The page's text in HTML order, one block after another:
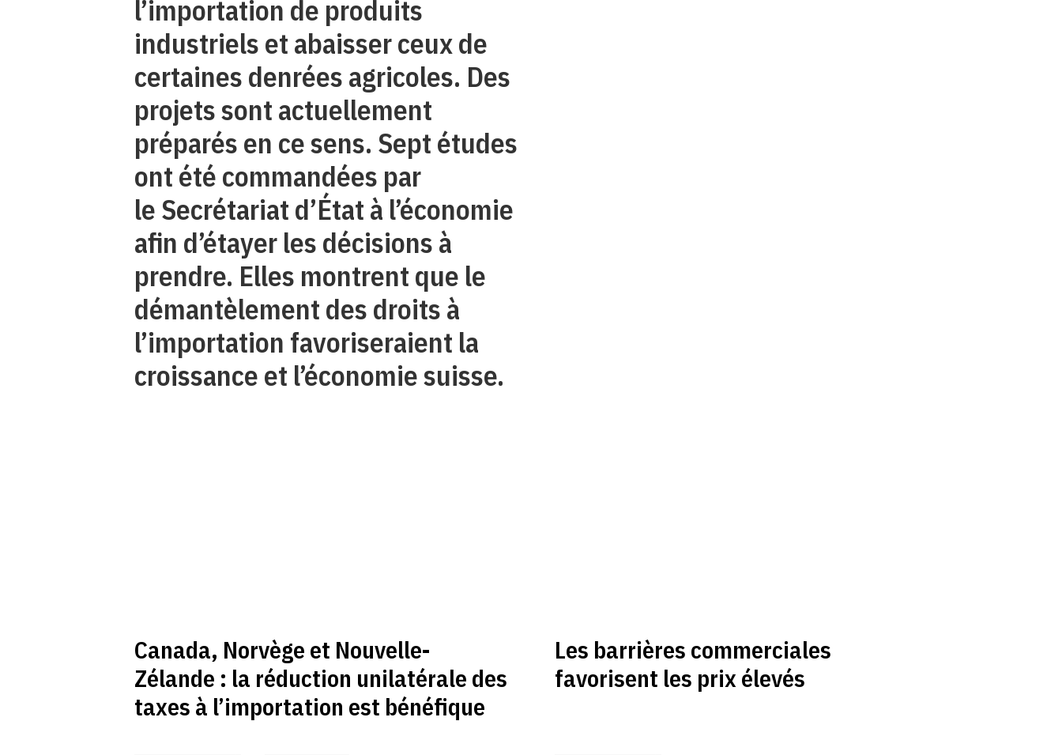
l’importation de produits
industriels et abaisser ceux de
certaines denrées agricoles. Des
projets sont actuellement
préparés en ce sens. Sept études
ont été commandées par
le Secrétariat d’État à l’économie
afin d’étayer les décisions à
prendre. Elles montrent que le
démantèlement des droits à
l’importation favoriseraient la
croissance et l’économie suisse.
Canada, Norvège et Nouvelle-
Zélande : la réduction unilatérale des
taxes à l’importation est bénéfique
Les barrières commerciales
favorisent les prix élevés